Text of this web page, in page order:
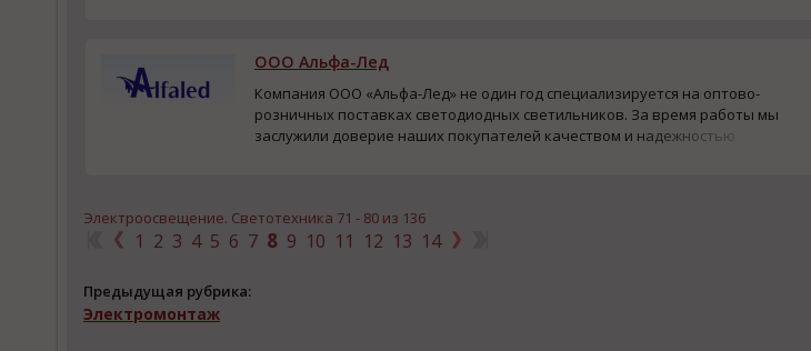
ООО Альфа-Лед
Компания ООО «Альфа-Лед» не один год специализируется на оптово-
розничных поставках светодиодных светильников. За время работы мы
заслужили доверие наших покупателей качеством и надежностью
Электроосвещение. Светотехника 71 - 80 из 136
1 2 3 4 5 6 7 8 9 10 11 12 13 14
Предыдущая рубрика:
Электромонтаж